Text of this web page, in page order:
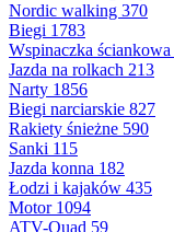
Nordic walking 370
Biegi 1783
Wspinaczka ściankowa
Jazda na rolkach 213
Narty 1856
Biegi narciarskie 827
Rakiety śnieżne 590
Sanki 115
Jazda konna 182
Łodzi i kajaków 435
Motor 1094
ATV-Quad 59